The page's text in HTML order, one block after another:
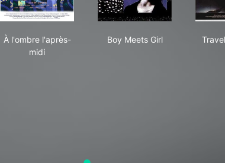
À l'ombre l'après-
midi
Boy Meets Girl